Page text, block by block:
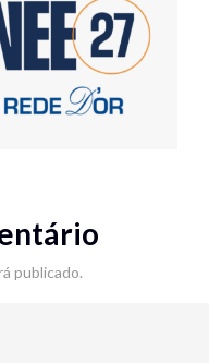
publicado.